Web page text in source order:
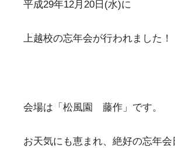
平成29年12月20日(水)に
上越校の忘年会が行われました！
会場は「松風園 藤作」です。
お天気にも恵まれ、絶好の忘年会